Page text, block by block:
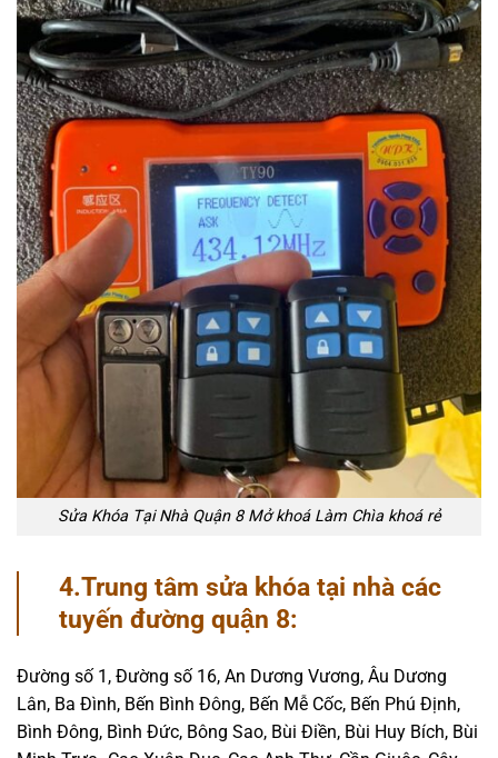
Sửa Khóa Tại Nhà Quận 8 Mở khoá Làm Chìa khoá rẻ
4.Trung tâm sửa khóa tại nhà các
tuyến đường quận 8:
Đường số 1, Đường số 16, An Dương Vương, Âu Dương
Lân, Ba Đình, Bến Bình Đông, Bến Mễ Cốc, Bến Phú Định,
Bình Đông, Bình Đức, Bông Sao, Bùi Điền, Bùi Huy Bích, Bùi